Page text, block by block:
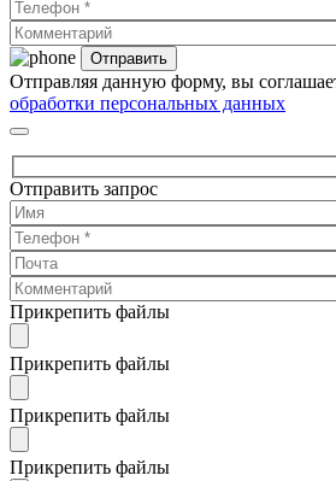
Отправляя данную форму, вы
обработки персональных данных
Отправить запрос
Прикрепить файлы
Прикрепить файлы
Прикрепить файлы
Прикрепить файлы